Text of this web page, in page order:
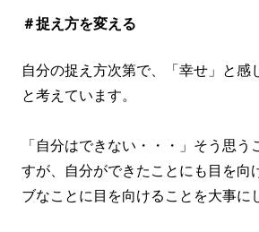
＃捉え方を変える
自分の捉え方次第で、「幸せ」と感
と考えています。
「自分はできない・・・」そう思う
すが、自分ができたことにも目を向
ブなことに目を向けることを大事に